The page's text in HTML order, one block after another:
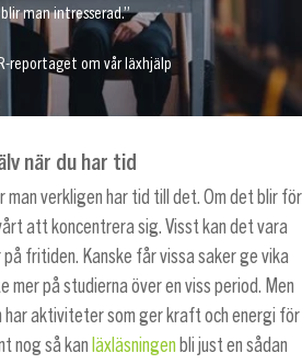
man intresserad.”
reportaget om vår läxhjälp
när du har tid
verkligen har tid till det. Om det blir för
att koncentrera sig. Visst kan det vara
fritiden. Kanske får vissa saker ge vika
mer på studierna över en viss period. Men
aktiviteter som ger kraft och energi för
nog så kan läxläsningen bli just en sådan